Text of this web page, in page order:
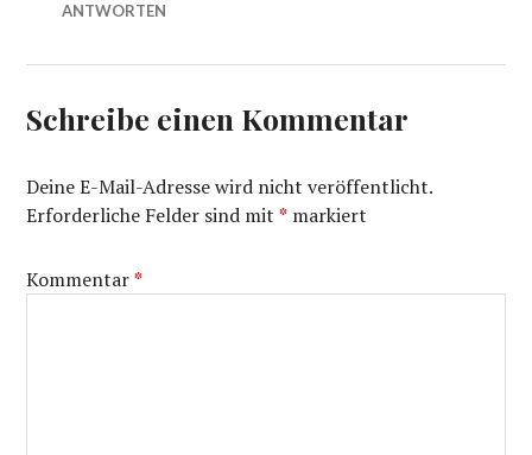
ANTWORTEN
Schreibe einen Kommentar
Deine E-Mail-Adresse wird nicht veröffentlicht.
Erforderliche Felder sind mit* markiert
Kommentar*